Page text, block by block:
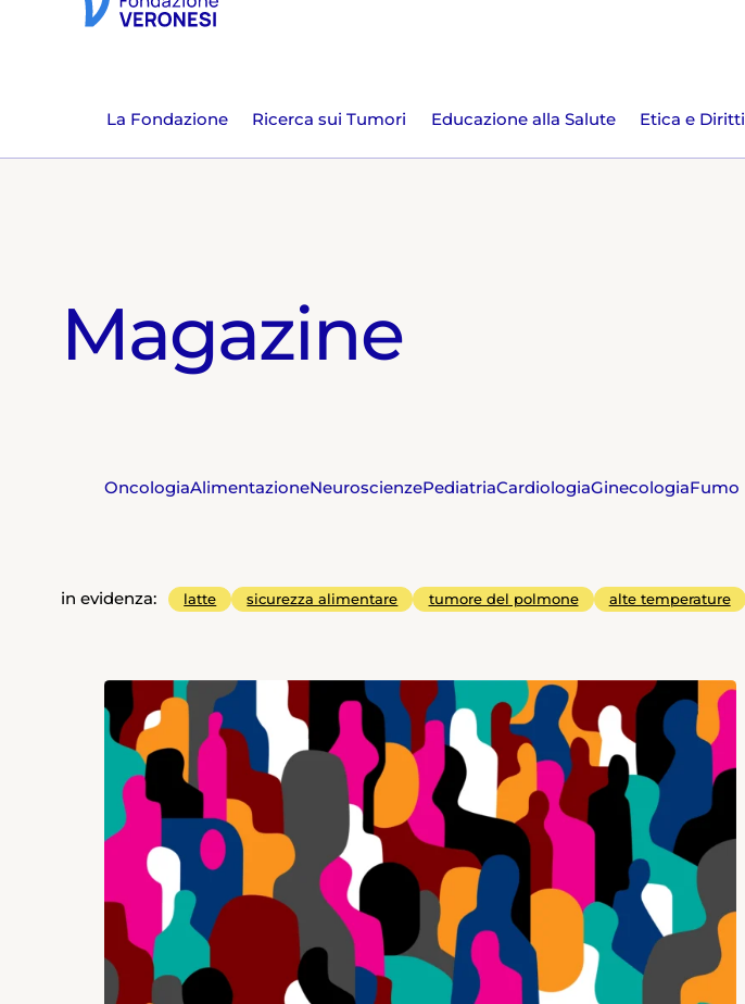
La Fondazione Ricerca sui Tumori Educazione alla Salute Etica e Diritti
Magazine
OncologiaAlimentazioneNeuroscienzePediatriaCardiologiaGinecologiaFumo
in evidenza: latte sicurezza alimentare tumore del polmone alte temperature